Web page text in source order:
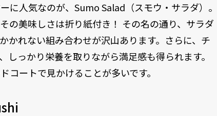
に人気なのが、Sumo Salad（スモウ・サラダ）。
の美味しさは折り紙付き！ その名の通り、サラダ
かれない組み合わせが沢山あります。さらに、チ
しっかり栄養を取りながら満足感も得られます。
コートで見かけることが多いです。